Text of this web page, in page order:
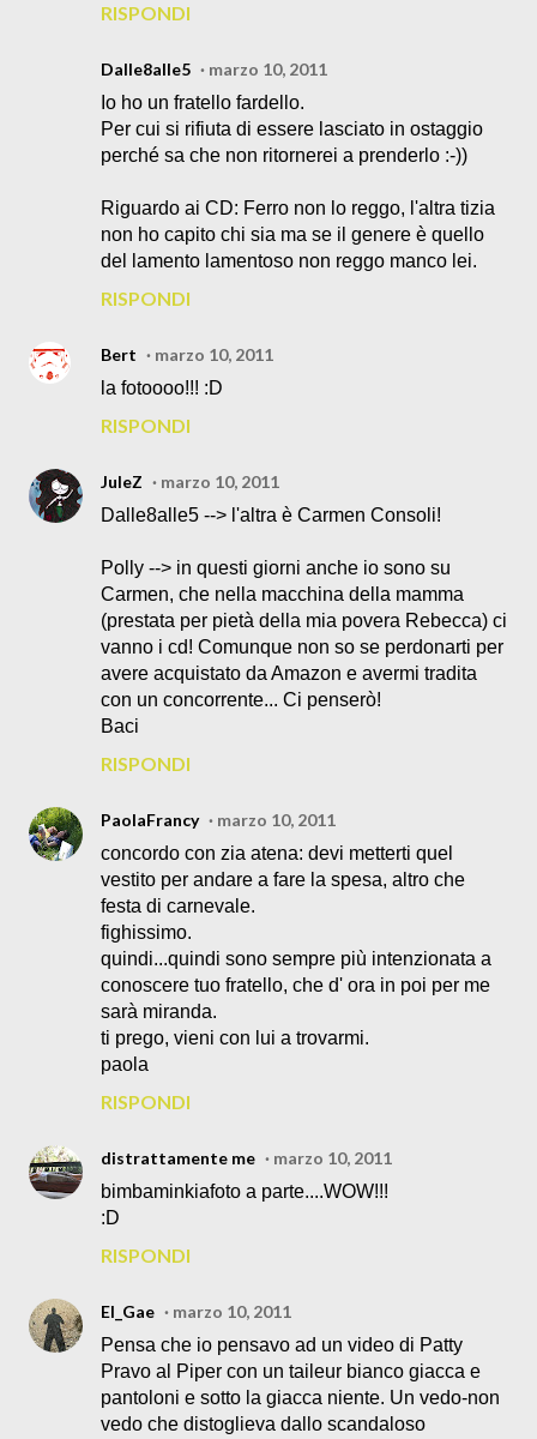
RISPONDI
Dalle8alle5
marzo 10, 2011
Io ho un fratello fardello.
Per cui si rifiuta di essere lasciato in ostaggio
perché sa che non ritornerei a prenderlo :-))
Riguardo ai CD: Ferro non lo reggo, l'altra tizia
non ho capito chi sia ma se il genere è quello
del lamento lamentoso non reggo manco lei.
RISPONDI
Bert
marzo 10, 2011
la fotoooo!!! :D
RISPONDI
JuleZ
marzo 10, 2011
Dalle8alle5 --> l'altra è Carmen Consoli!
Polly --> in questi giorni anche io sono su
Carmen, che nella macchina della mamma
(prestata per pietà della mia povera Rebecca) ci
vanno i cd! Comunque non so se perdonarti per
avere acquistato da Amazon e avermi tradita
con un concorrente... Ci penserò!
Baci
RISPONDI
PaolaFrancy
marzo 10, 2011
concordo con zia atena: devi metterti quel
vestito per andare a fare la spesa, altro che
festa di carnevale.
fighissimo.
quindi...quindi sono sempre più intenzionata a
conoscere tuo fratello, che d' ora in poi per me
sarà miranda.
ti prego, vieni con lui a trovarmi.
paola
RISPONDI
distrattamente me
marzo 10, 2011
bimbaminkiafoto a parte....WOW!!!
:D
RISPONDI
El_Gae
marzo 10, 2011
Pensa che io pensavo ad un video di Patty
Pravo al Piper con un taileur bianco giacca e
pantoloni e sotto la giacca niente. Un vedo-non
vedo che distoglieva dallo scandaloso